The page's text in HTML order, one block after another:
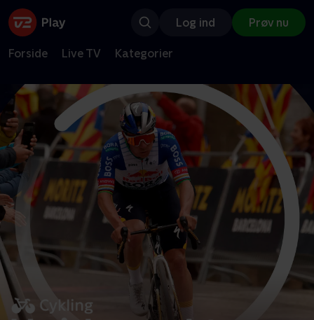
Log ind Prøv nu
Forside Live TV Kategorier